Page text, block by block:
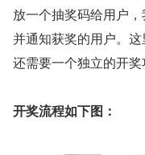
放一个抽奖码给用户
并通知获奖的用户。
还需要一个独立的开奖
开奖流程如下图：